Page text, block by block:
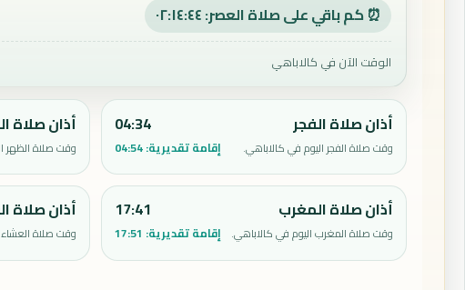
⏰ كم باقي على صلاة العصر: ٠٢:١٤:٤٣
الوقت الآن في كالاباهي
أذان صلاة الفجر
وقت صلاة الفجر اليوم في كالاباهي.
04:34
إقامة تقديرية:04:54
أذان صلاة
وقت صلاة الظهر
أذان صلاة المغرب
وقت صلاة المغرب اليوم في كالاباهي.
17:41
إقامة تقديرية: 17:51
أذان صلاة
وقت صلاة